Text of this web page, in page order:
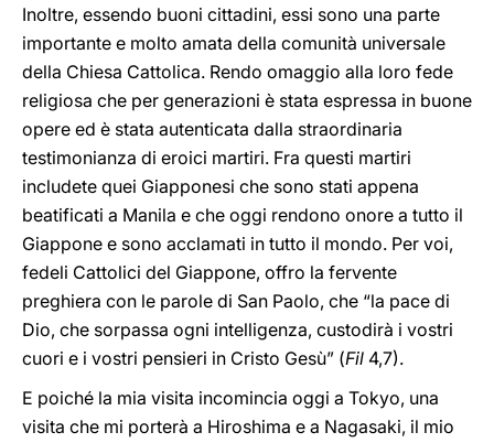
Inoltre, essendo buoni cittadini, essi sono una parte
importante e molto amata della comunità universale
della Chiesa Cattolica. Rendo omaggio alla loro fede
religiosa che per generazioni è stata espressa in buone
opere ed è stata autenticata dalla straordinaria
testimonianza di eroici martiri. Fra questi martiri
includete quei Giapponesi che sono stati appena
beatificati a Manila e che oggi rendono onore a tutto il
Giappone e sono acclamati in tutto il mondo. Per voi,
fedeli Cattolici del Giappone, offro la fervente
preghiera con le parole di San Paolo, che “la pace di
Dio, che sorpassa ogni intelligenza, custodirà i vostri
cuori e i vostri pensieri in Cristo Gesù” (Fil 4,7).
E poiché la mia visita incomincia oggi a Tokyo, una
visita che mi porterà a Hiroshima e a Nagasaki, il mio